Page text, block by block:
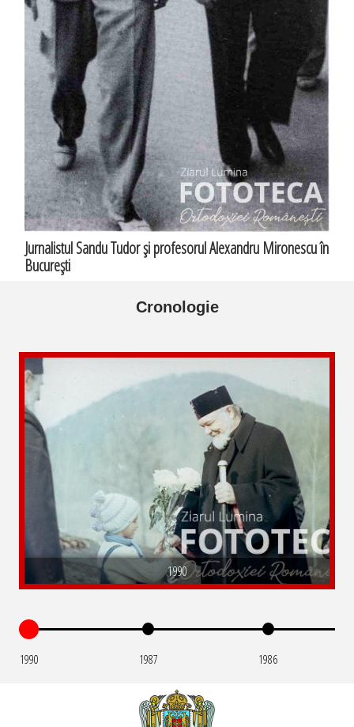
Jurnalistul Sandu Tudor şi profesorul Alexandru Mironescu în
Bucureşti
Cronologie
1990
1990 1987 1986